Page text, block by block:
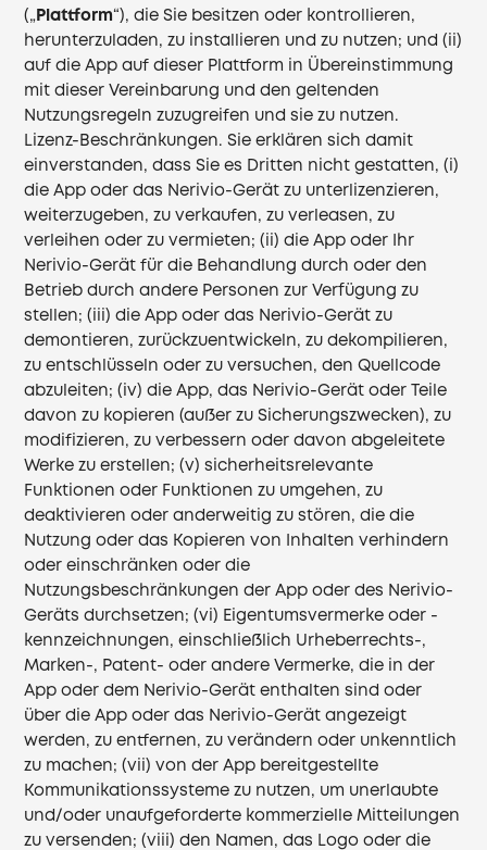
(„ Plattform“), die Sie besitzen oder kontrollieren,
herunterzuladen, zu installieren und zu nutzen; und (ii)
auf die App auf dieser Plattform in Übereinstimmung
mit dieser Vereinbarung und den geltenden
Nutzungsregeln zuzugreifen und sie zu nutzen.
Lizenz-Beschränkungen. Sie erklären sich damit
einverstanden, dass Sie es Dritten nicht gestatten, (i)
die App oder das Nerivio-Gerät zu unterlizenzieren,
weiterzugeben, zu verkaufen, zu verleasen, zu
verleihen oder zu vermieten; (ii) die App oder Ihr
Nerivio-Gerät für die Behandlung durch oder den
Betrieb durch andere Personen zur Verfügung zu
stellen; (iii) die App oder das Nerivio-Gerät zu
demontieren, zurückzuentwickeln, zu dekompilieren,
zu entschlüsseln oder zu versuchen, den Quellcode
abzuleiten; (iv) die App, das Nerivio-Gerät oder Teile
davon zu kopieren (außer zu Sicherungszwecken), zu
modifizieren, zu verbessern oder davon abgeleitete
Werke zu erstellen; (v) sicherheitsrelevante
Funktionen oder Funktionen zu umgehen, zu
deaktivieren oder anderweitig zu stören, die die
Nutzung oder das Kopieren von Inhalten verhindern
oder einschränken oder die
Nutzungsbeschränkungen der App oder des Nerivio-
Geräts durchsetzen; (vi) Eigentumsvermerke oder -
kennzeichnungen, einschließlich Urheberrechts-,
Marken-, Patent- oder andere Vermerke, die in der
App oder dem Nerivio-Gerät enthalten sind oder
über die App oder das Nerivio-Gerät angezeigt
werden, zu entfernen, zu verändern oder unkenntlich
zu machen; (vii) von der App bereitgestellte
Kommunikationssysteme zu nutzen, um unerlaubte
und/oder unaufgeforderte kommerzielle Mitteilungen
zu versenden; (viii) den Namen, das Logo oder die